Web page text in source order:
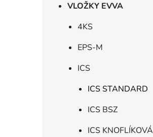
VLOŽKY EVVA
4KS
EPS-M
ICS
ICS STANDARD
ICS BSZ
ICS KNOFLÍKOVÁ